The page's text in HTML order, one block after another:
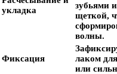
укладка
зубьями
щеткой,
волны.
Фиксация
лаком
или